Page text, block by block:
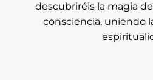
descubriréis la magia
consciencia, uniendo